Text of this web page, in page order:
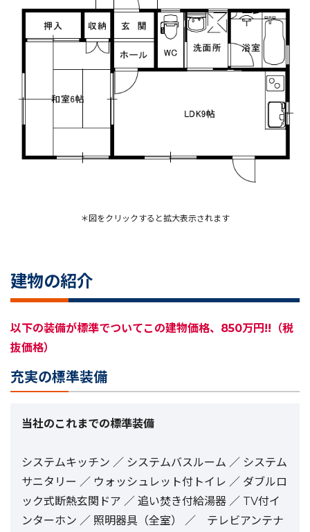
＊図をクリックすると拡大表示されます
建物の紹介
以下の装備が標準でついてこの建物価格、850万円!!（税
抜価格）
充実の標準装備
当社のこれまでの標準装備
システムキッチン ／ システムバスルーム ／ システム
サニタリー ／ ウォッシュレット付トイレ ／ ダブルロ
ック式断熱玄関ドア ／ 追い焚き付給湯器 ／ TV付イ
ンターホン ／ 照明器具（全室） ／ テレビアンテナ